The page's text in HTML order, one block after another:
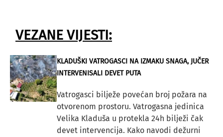
VEZANE VIJESTI:
KLADUŠKI VATROGASCI NA IZMAKU SNAGA, JUČER
INTERVENISALI DEVET PUTA
Vatrogasci bilježe povećan broj požara na
otvorenom prostoru. Vatrogasna jedinica
Velika Kladuša u protekla 24h bilježi čak
devet intervencija. Kako navodi dežurni